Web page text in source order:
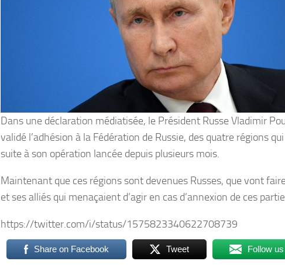
Dans une déclaration médiatisée, le Président Russe Vladimir
validé l’adhésion à la Fédération de Russie, des quatre régions
suite à son opération lancée depuis plusieurs mois.
Maintenant que ces régions sont devenues Russes, que vont
et ses alliés qui menaçaient d’agir en cas d’annexion de ces
https://twitter.com/i/status/1575823340622708739
Share on Facebook Tweet Follow us